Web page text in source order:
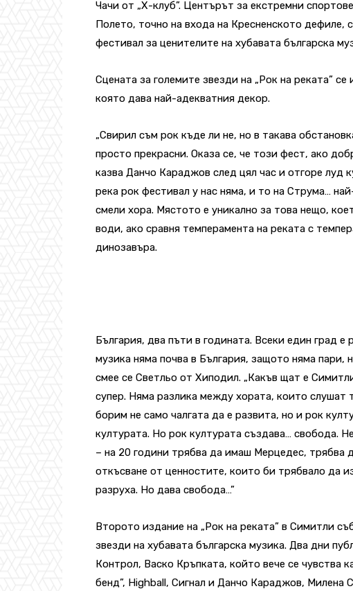
Чачи от „Х-клуб”. Центърът за екстремни
Полето, точно на входа на Кресненското дефиле,
фестивал за ценителите на хубавата българска
Сцената за големите звезди на „Рок на реката”
която дава най-адекватния декор.
„Свирил съм рок къде ли не, но в такава
просто прекрасни. Оказа се, че този фест, ако
казва Данчо Караджов след цял час и отгоре луд
река рок фестивал у нас няма, и то на Струма…
смели хора. Мястото е уникално за това нещо,
води, ако сравня темперамента на реката с
динозавъра.
България, два пъти в годината. Всеки един град е
музика няма почва в България, защото няма пари,
смее се Светльо от Хиподил. „Какъв щат е
супер. Няма разлика между хората, които слушат
борим не само чалгата да е развита, но и рок
културата. Но рок културата създава… свобода.
– на 20 години трябва да имаш Мерцедес, трябва
откъсване от ценностите, които би трябвало да
разруха. Но дава свобода…”
Второто издание на „Рок на реката” в Симитли
звезди на хубавата българска музика. Два дни
Контрол, Васко Кръпката, който вече се чувства
бенд”, Highball, Сигнал и Данчо Караджов, Милена